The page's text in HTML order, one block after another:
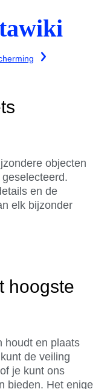
objecten
en de
elk bijzonder
hoogste
houdt en plaats
de veiling
je kunt ons
bieden. Het enige